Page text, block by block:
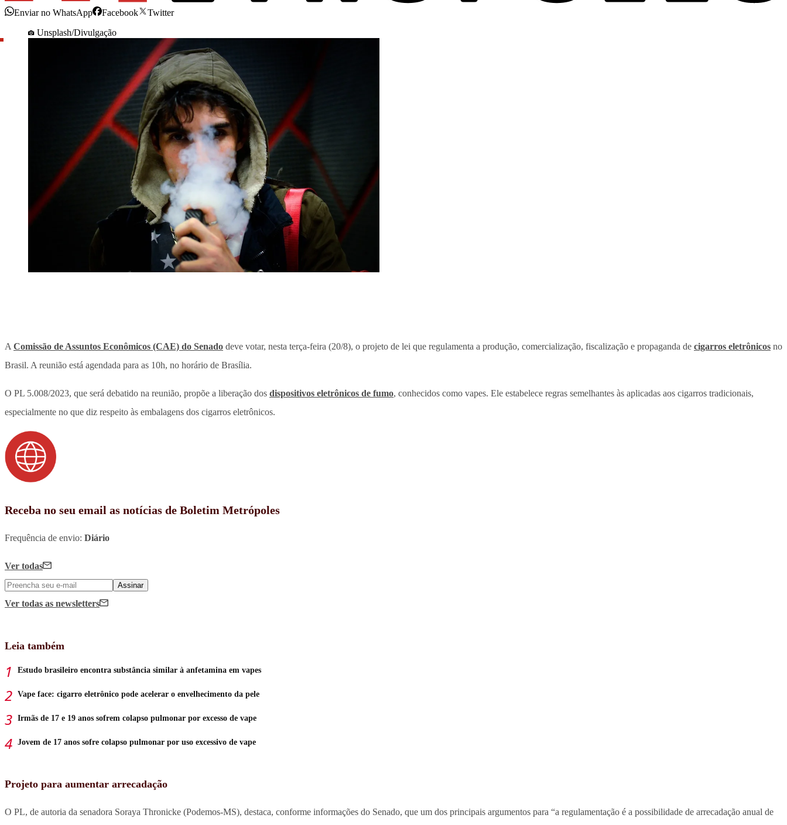
Enviar no WhatsApp Facebook
Twitter
Unsplash/Divulgação
A Comissão de Assuntos Econômicos (CAE) do Senado deve votar, nesta terça-feira (20/8), o projeto de lei que regulamenta a produção, comercialização, fiscalização e propaganda de cigarros eletrônicos no
Brasil. A reunião está agendada para as 10h, no horário de Brasília.
O PL 5.008/2023, que será debatido na reunião, propõe a liberação dos dispositivos eletrônicos de fumo, conhecidos como vapes. Ele estabelece regras semelhantes às aplicadas aos cigarros tradicionais,
especialmente no que diz respeito às embalagens dos cigarros eletrônicos.
Receba no seu email as notícias de Boletim Metrópoles
Frequência de envio: Diário
Ver todas
Assinar
Ver todas as newsletters
Leia também
Estudo brasileiro encontra substância similar à anfetamina em vapes
Vape face: cigarro eletrônico pode acelerar o envelhecimento da pele
Irmãs de 17 e 19 anos sofrem colapso pulmonar por excesso de vape
Jovem de 17 anos sofre colapso pulmonar por uso excessivo de vape
Projeto para aumentar arrecadação
O PL, de autoria da senadora Soraya Thronicke (Podemos-MS), destaca, conforme informações do Senado, que um dos principais argumentos para “a regulamentação é a possibilidade de arrecadação anual de